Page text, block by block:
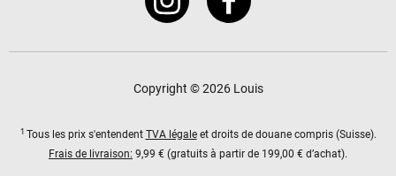
Copyright © 2026 Louis
1 Tous les prix s'entendent TVA légaleet droits de douane compris (Suisse).
Frais de livraison: 9,99 € (gratuits à partir de 199,00 € d’achat).